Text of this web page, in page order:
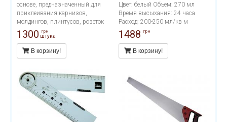
основе, предназначенный для
приклеивания карнизов,
молдингов, плинтусов, розеток
и других декоративных
элементов из полистирола и
полиуретана на ДВП, ДСП,
гипсокартон, гипсоволокно,
поверхности.
1300 грн
штука
В корзину!
Цвет: белый Объем: 270 мл
Время высыхания: 24 часа
Расход: 200-250 мл/кв м
1488 грн
В корзину!